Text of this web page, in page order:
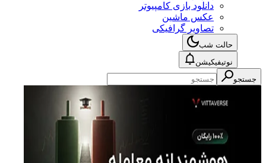
دانلود بازی کامپیوتر
عکس ماشین
تصاویر گرافیکی
حالت شب
نوتیفیکیشن
جستجو